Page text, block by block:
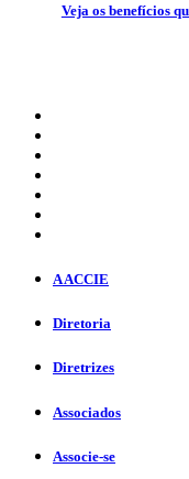
Veja os benefícios
A ACCIE
Diretoria
Diretrizes
Associados
Associe-se